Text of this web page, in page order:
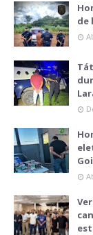
de